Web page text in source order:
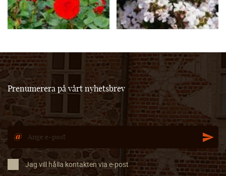
Prenumerera på vårt nyhetsbrev
Jag vill hålla kontakten via e-post